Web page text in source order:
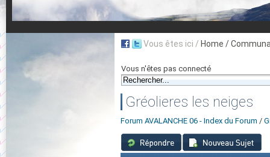
Vous êtes ici / Home /
Vous n'êtes pas connecté
Gréolieres les neiges
Forum AVALANCHE 06 - Index du Forum /